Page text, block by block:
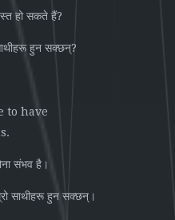
हो सकते हैं?
हुन सक्छन्?
to have
संभव है।
साथीहरू हुन सक्छन्।